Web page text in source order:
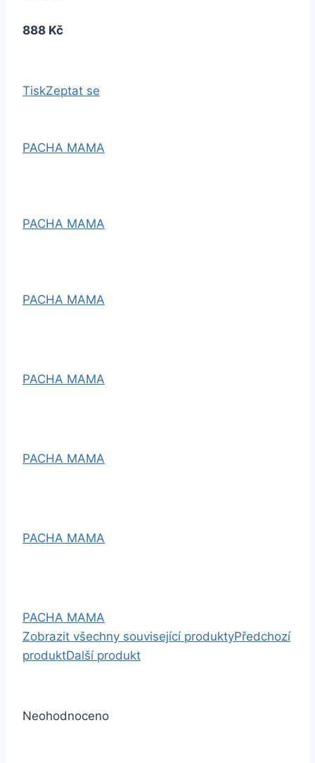
888 Kč
TiskZeptat se
PACHA MAMA
PACHA MAMA
PACHA MAMA
PACHA MAMA
PACHA MAMA
PACHA MAMA
PACHA MAMA
Zobrazit všechny související produktyPředchozí
produktDalší produkt
Neohodnoceno